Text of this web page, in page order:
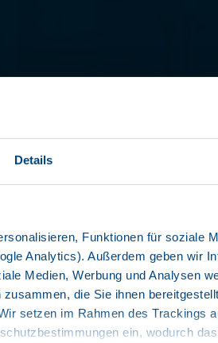
Details
Funktionen für soziale
Analytics). Außerdem geben wir
Medien, Werbung und Analysen
die Sie ihnen
setzen im Rahmen des Trackings
ein, wodurch
+6
Laag eigen
Hydraulisch
Modulair